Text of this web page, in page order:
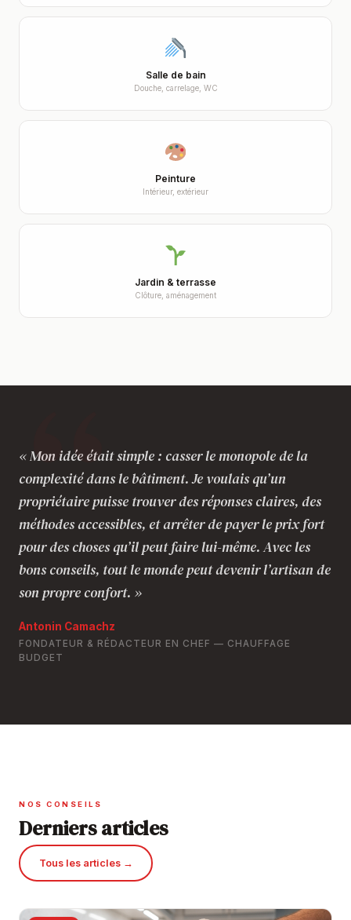
Salle de bain
Douche, carrelage, WC
Peinture
Intérieur, extérieur
Jardin & terrasse
Clôture, aménagement
« Mon idée était simple : casser le monopole de la
complexité dans le bâtiment. Je voulais qu’un
propriétaire puisse trouver des réponses claires, des
méthodes accessibles, et arrêter de payer le prix fort
pour des choses qu’il peut faire lui-même. Avec les
bons conseils, tout le monde peut devenir l’artisan de
son propre confort. »
Antonin Camachz
FONDATEUR & RÉDACTEUR EN CHEF — CHAUFFAGE
BUDGET
NOS CONSEILS
Derniers articles
Tous les articles →